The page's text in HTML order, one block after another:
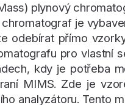
plynový
je
odebírat přímo
pro vlastní
kdy je potřeba
MIMS. Zde je
analyzátoru. Tento